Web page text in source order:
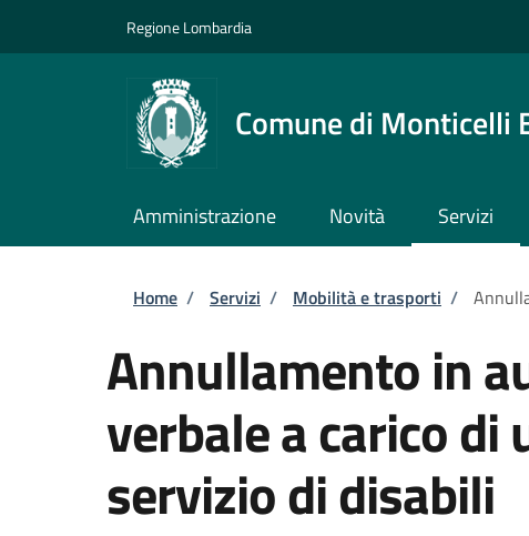
Regione Lombardia
Comune di Monticelli
Amministrazione Novità Servizi
Briciole di pane
Home / Servizi / Mobilità e trasporti /
Annullamento in
verbale a carico di
servizio di disabili